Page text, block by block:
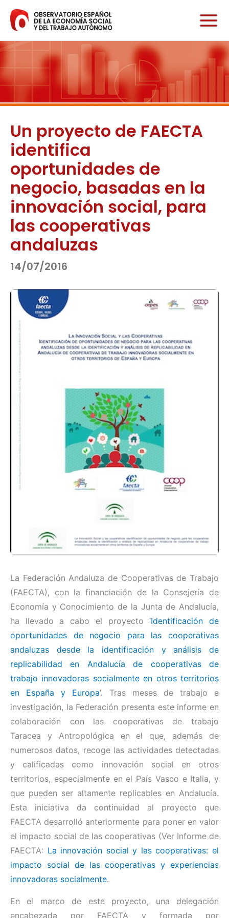
contenido
Un proyecto de FAECTA
identifica
oportunidades de
negocio, basadas en la
innovación social, para
las cooperativas
andaluzas
14/07/2016
La Federación Andaluza de Cooperativas de Trabajo
(FAECTA), con la financiación de la Consejería de
Economía y Conocimiento de la Junta de Andalucía,
ha llevado a cabo el proyecto ‘Identificación de
oportunidades de negocio para las cooperativas
andaluzas desde la identificación y análisis de
replicabilidad en Andalucía de cooperativas de
trabajo innovadoras socialmente en otros territorios
en España y Europa’. Tras meses de trabajo e
investigación, la Federación presenta este informe en
colaboración con las cooperativas de trabajo
Taracea y Antropológica en el que, además de
numerosos datos, recoge las actividades detectadas
y calificadas como innovación social en otros
territorios, especialmente en el País Vasco e Italia, y
que pueden ser altamente replicables en Andalucía.
Esta iniciativa da continuidad al proyecto que
FAECTA desarrolló anteriormente para poner en valor
el impacto social de las cooperativas (Ver Informe de
FAECTA: La innovación social y las cooperativas: el
impacto social de las cooperativas y experiencias
innovadoras socialmente.
En el marco de este proyecto, una delegación
encabezada por FAECTA y formada por